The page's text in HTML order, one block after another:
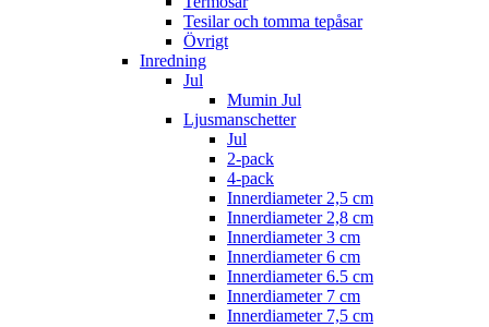
Tesilar och tomma tepåsar
Övrigt
Inredning
Jul
Mumin Jul
Ljusmanschetter
Jul
2-pack
4-pack
Innerdiameter 2,5 cm
Innerdiameter 2,8 cm
Innerdiameter 3 cm
Innerdiameter 6 cm
Innerdiameter 6.5 cm
Innerdiameter 7 cm
Innerdiameter 7,5 cm